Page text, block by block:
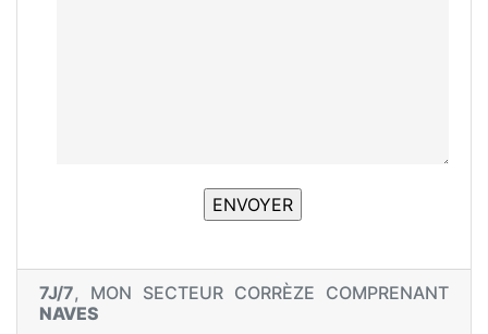
7J/7, MON SECTEUR CORRÈZE COMPRENANT
NAVES